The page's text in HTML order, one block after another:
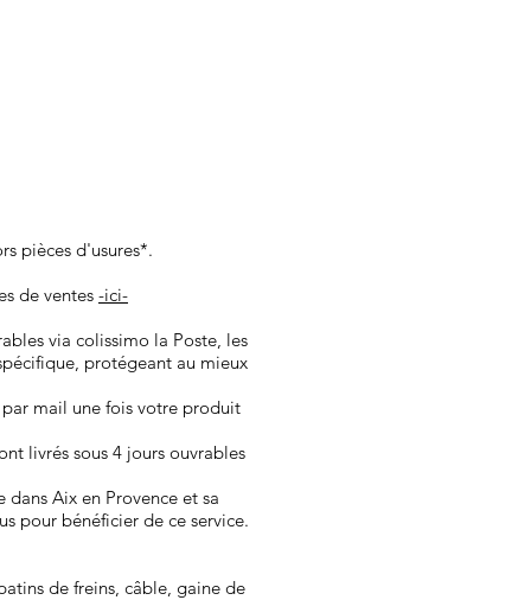
pièces d'usures*.
de ventes -ici-
via colissimo la Poste, les
protégeant au mieux
par mail une fois votre produit
​livrés sous 4 jours ouvrables
Aix en Provence et sa
pour bénéficier de ce service.
de freins, câble, gaine de